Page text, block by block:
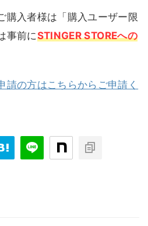
購入者様は「購入ユーザー限
事前にSTINGER STOREへの
請の方はこちらからご申請く